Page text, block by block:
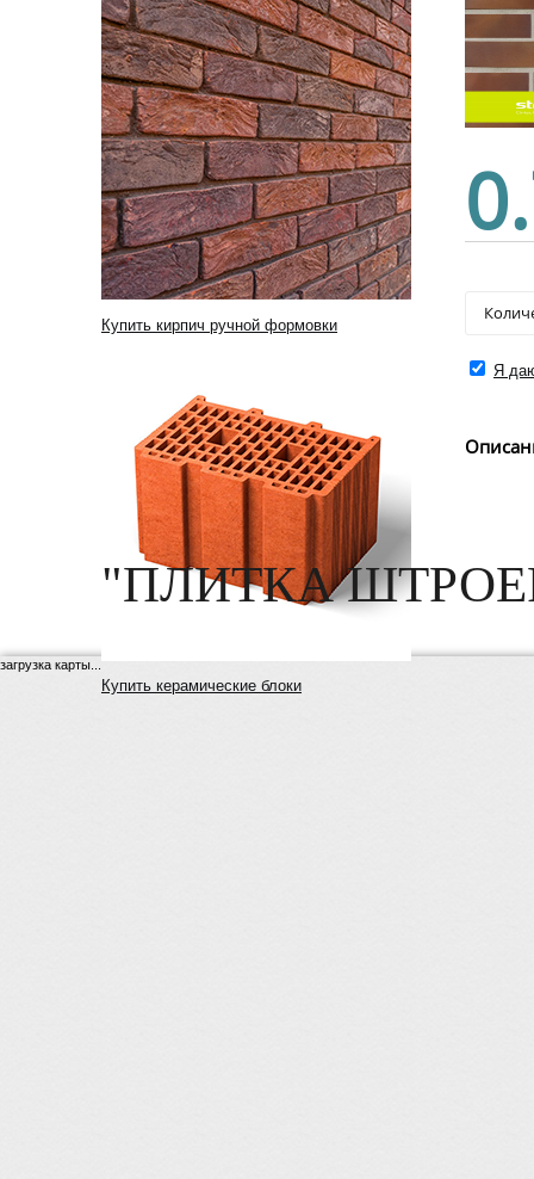
Купить кирпич ручной формовки
Купить керамические блоки
Я
"ПЛИТКА
загрузка карты...